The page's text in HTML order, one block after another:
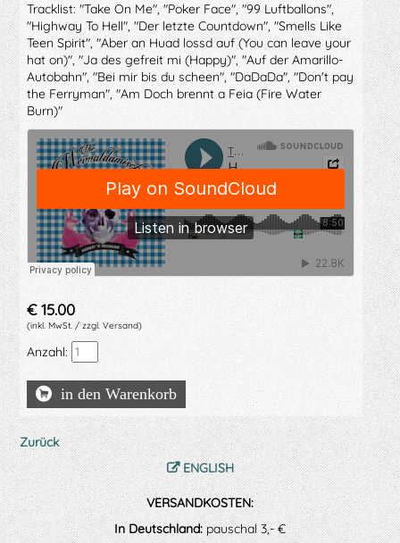
Tracklist: "Take On Me", "Poker Face", "99 Luftballons",
"Highway To Hell", "Der letzte Countdown", "Smells Like
Teen Spirit", "Aber an Huad lossd auf (You can leave your
hat on)", "Ja des gefreit mi (Happy)", "Auf der Amarillo-
Autobahn", "Bei mir bis du scheen", "DaDaDa", "Don't pay
the Ferryman", "Am Doch brennt a Feia (Fire Water
Burn)"
€15.00
(inkl. MwSt. / zzgl. Versand)
Anzahl:
Zurück
ENGLISH
VERSANDKOSTEN:
In Deutschland:pauschal 3,- €